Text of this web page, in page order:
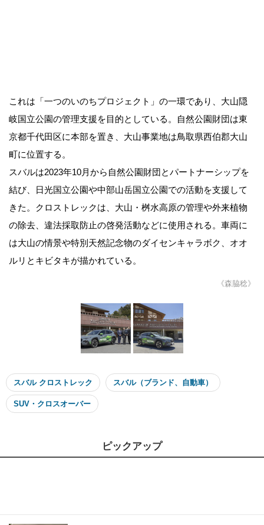
これは「一つのいのちプロジェクト」の一環であり、大山隠
岐国立公園の管理支援を目的としている。自然公園財団は東
京都千代田区に本部を置き、大山事業地は鳥取県西伯郡大山
町に位置する。
スバルは2023年10月から自然公園財団とパートナーシップを
結び、日光国立公園や中部山岳国立公園での活動を支援して
きた。クロストレックは、大山・桝水高原の管理や外来植物
の除去、違法採取防止の啓発活動などに使用される。車両に
は大山の情景や特別天然記念物のダイセンキャラボク、オオ
ルリとキビタキが描かれている。
《森脇稔》
スバル クロストレック スバル（ブランド、自動車）
SUV・クロスオーバー
ピックアップ